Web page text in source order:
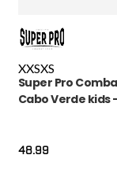
XXSXS
Super Pro
Cabo Verde kids
48.99